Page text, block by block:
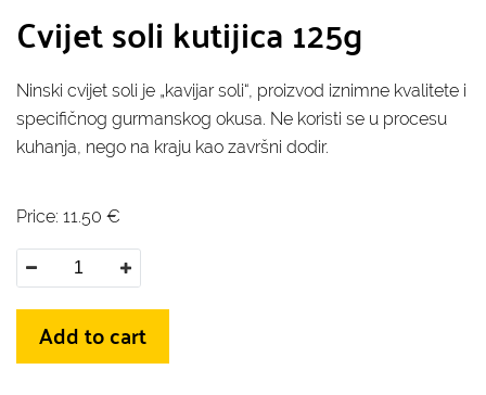
Cvijet soli kutijica 125g
Ninski cvijet soli je „kavijar soli“, proizvod iznimne kvalitete i
specifičnog gurmanskog okusa. Ne koristi se u procesu
kuhanja, nego na kraju kao završni dodir.
Price: 11.50 €
Add to cart